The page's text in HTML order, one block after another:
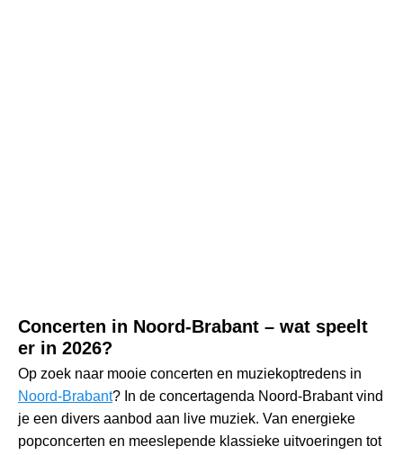
Concerten in Noord-Brabant – wat speelt
er in 2026?
Op zoek naar mooie concerten en muziekoptredens in
Noord-Brabant? In de concertagenda Noord-Brabant vind
je een divers aanbod aan live muziek. Van energieke
popconcerten en meeslepende klassieke uitvoeringen tot